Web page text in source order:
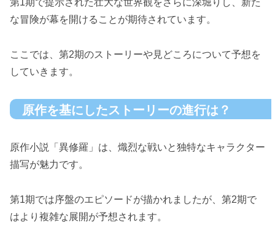
第1期で提示された壮大な世界観をさらに深堀りし、新た
な冒険が幕を開けることが期待されています。
ここでは、第2期のストーリーや見どころについて予想を
していきます。
原作を基にしたストーリーの進行は？
原作小説「異修羅」は、熾烈な戦いと独特なキャラクター
描写が魅力です。
第1期では序盤のエピソードが描かれましたが、第2期で
はより複雑な展開が予想されます。